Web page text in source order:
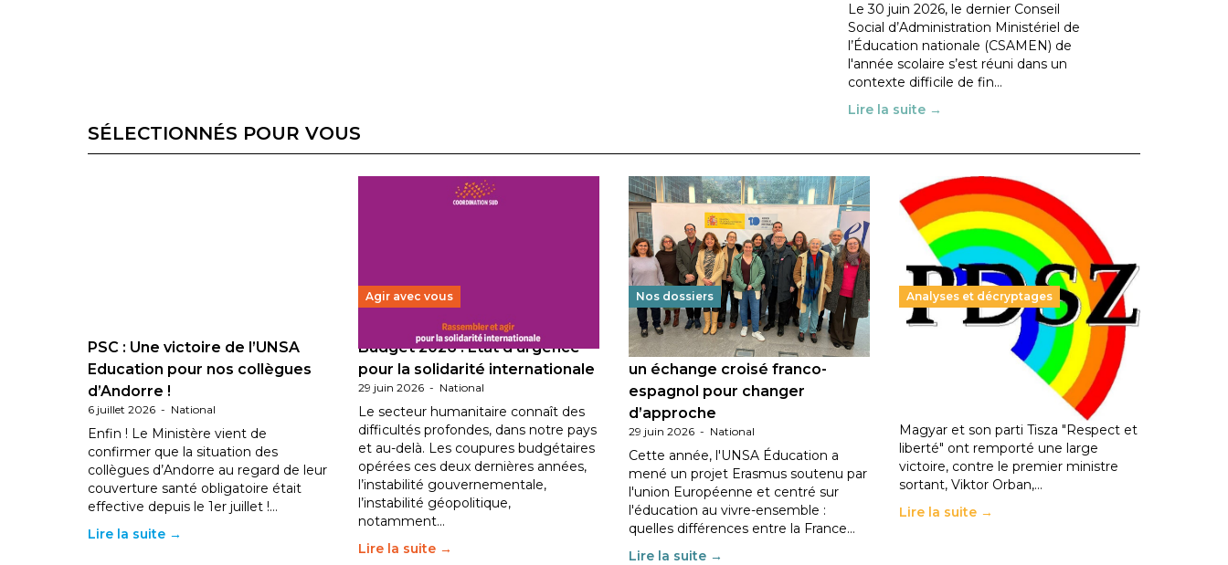
Le 30 juin 2026, le dernier Conseil
Social d’Administration Ministériel de
l’Éducation nationale (CSAMEN) de
l'année scolaire s’est réuni dans un
contexte difficile de fin…
Lire la suite →
SÉLECTIONNÉS POUR VOUS
PSC : Une victoire de l’UNSA
Education pour nos collègues
d’Andorre !
6 juillet 2026 - National
Enfin ! Le Ministère vient de
confirmer que la situation des
collègues d’Andorre au regard de leur
couverture santé obligatoire était
effective depuis le 1er juillet !…
Lire la suite →
Agir avec vous
Budget 2026 : État d’urgence
pour la solidarité internationale
29 juin 2026 - National
Le secteur humanitaire connaît des
difficultés profondes, dans notre pays
et au-delà. Les coupures budgétaires
opérées ces deux dernières années,
l’instabilité gouvernementale,
l’instabilité géopolitique,
notamment…
Lire la suite →
Nos dossiers
Éducation au vivre-ensemble :
un échange croisé franco-
espagnol pour changer
d’approche
29 juin 2026 - National
Cette année, l'UNSA Éducation a
mené un projet Erasmus soutenu par
l'union Européenne et centré sur
l'éducation au vivre-ensemble :
quelles différences entre la France…
Lire la suite →
Analyses et décryptages
Hongrie : du changement pour
les politiques éducatives, aussi !
En Hongrie, le conservateur Peter
Magyar et son parti Tisza "Respect et
liberté" ont remporté une large
victoire, contre le premier ministre
sortant, Viktor Orban,…
Lire la suite →